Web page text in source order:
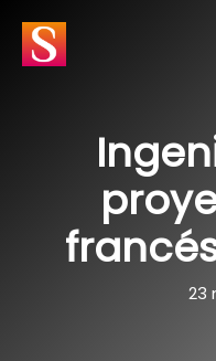
contenido
23